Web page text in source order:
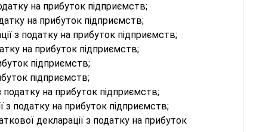
на прибуток підприємств;
на прибуток підприємств;
з податку на прибуток підприємств;
на прибуток підприємств;
підприємств;
підприємств;
на прибуток підприємств;
податку на прибуток підприємств;
декларації з податку на прибуток